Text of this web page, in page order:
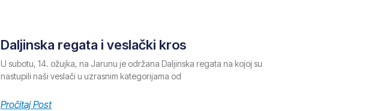
Daljinska regata i veslački kros
U subotu, 14. ožujka, na Jarunu je održana Daljinska regata na kojoj su
nastupili naši veslači u uzrasnim kategorijama od
Pročitaj Post